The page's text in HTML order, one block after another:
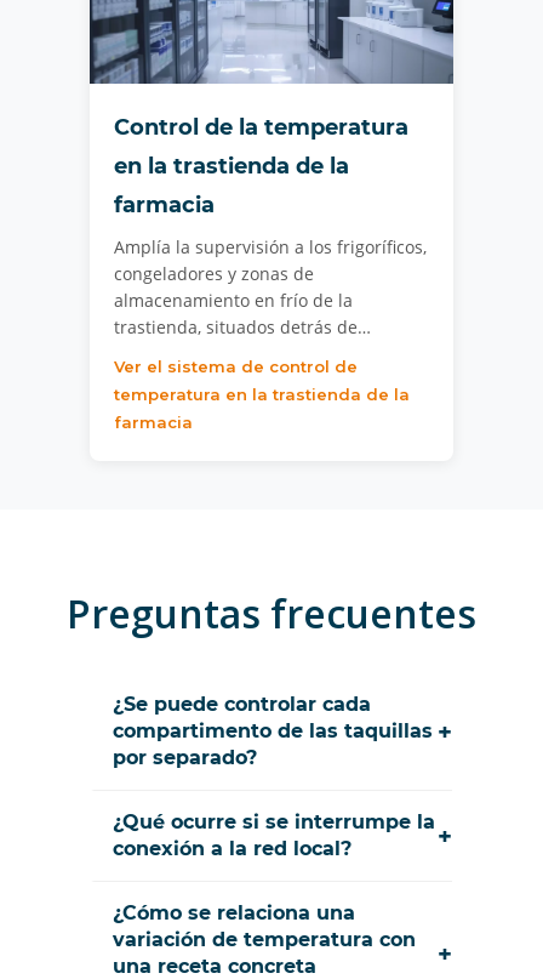
Control de la temperatura
en la trastienda de la
farmacia
Amplía la supervisión a los frigoríficos,
congeladores y zonas de
almacenamiento en frío de la
trastienda, situados detrás de…
Ver el sistema de control de
temperatura en la trastienda de la
farmacia
Preguntas frecuentes
¿Se puede controlar cada
compartimento de las taquillas
por separado?
+
¿Qué ocurre si se interrumpe la
conexión a la red local?
+
¿Cómo se relaciona una
variación de temperatura con
una receta concreta
+